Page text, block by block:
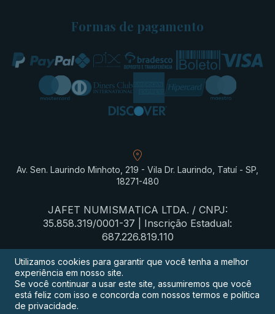
Formas de pagamento
Av. Sen. Laurindo Minhoto, 219 - Vila Dr. Laurindo, Tatuí - SP,
18271-480
JAFET NUMISMATICA LTDA. / CNPJ:
35.858.319/0001-37 | Inscrição Estadual:
687.226.819.110
Termos de privacidade
Utilizamos cookies para garantir que você tenha a melhor
experiência em nosso site.
Se você continuar a usar este site, assumiremos que você
está feliz com isso e concorda com nossos termos e politica
de privacidade.